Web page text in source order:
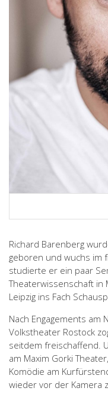
Richard Barenberg
geboren und wuchs im
studierte er ein paar
Theaterwissenschaft in
Leipzig ins Fach
Nach Engagements am
Volkstheater Rostock
seitdem freischaffend.
am Maxim Gorki
Komödie am
wieder vor der Kamera